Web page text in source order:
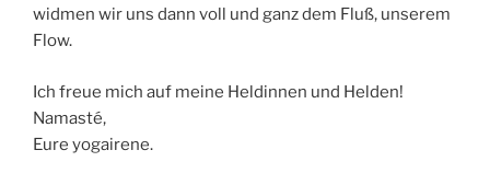
widmen wir uns dann voll und ganz dem Fluß, unserem
Flow.
Ich freue mich auf meine Heldinnen und Helden!
Namasté,
Eure yogairene.